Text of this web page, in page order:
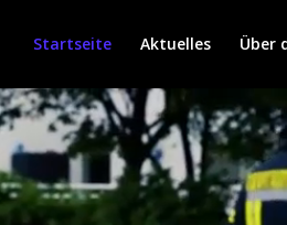
Startseite Aktuelles Über
Video-
Player